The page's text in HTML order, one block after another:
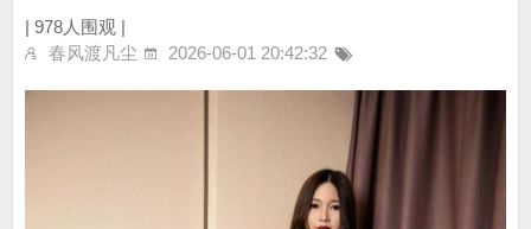
| 978人围观 |
春风渡凡尘
2026-06-01 20:42:32